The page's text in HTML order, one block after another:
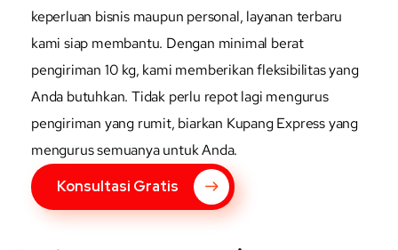
keperluan bisnis maupun personal, layanan terbaru
kami siap membantu. Dengan minimal berat
pengiriman 10 kg, kami memberikan fleksibilitas yang
Anda butuhkan. Tidak perlu repot lagi mengurus
pengiriman yang rumit, biarkan Kupang Express yang
mengurus semuanya untuk Anda.
Konsultasi Gratis